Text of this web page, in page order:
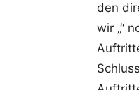
den
wir „“